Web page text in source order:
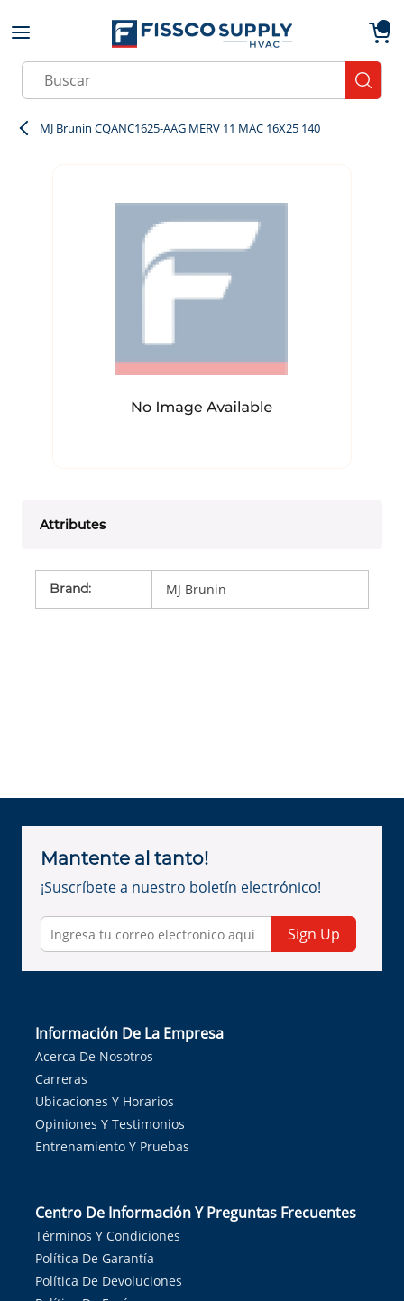
Skip to main content
Site Search
MJ Brunin CQANC1625-AAG MERV 11 MAC 16X25 140
Attributes
Brand: MJ Brunin
Mantente al tanto!
¡Suscríbete a nuestro boletín electrónico!
Sign Up
Información De La Empresa
Acerca De Nosotros
Carreras
Ubicaciones Y Horarios
Opiniones Y Testimonios
Entrenamiento Y Pruebas
Centro De Información Y Preguntas Frecuentes
Términos Y Condiciones
Política De Garantía
Política De Devoluciones